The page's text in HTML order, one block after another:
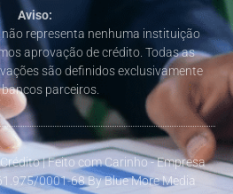
Aviso:
representa nenhuma instituição
aprovação de crédito. Todas as
são definidos exclusivamente
parceiros.
| Feito com Carinho - Empresa
0001-68 By Blue More Media